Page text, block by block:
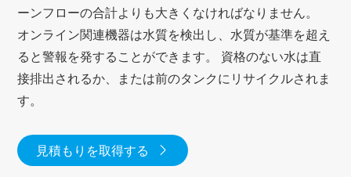
ーンフローの合計よりも大きくなければなりません。
オンライン関連機器は水質を検出し、水質が基準を超え
ると警報を発することができます。 資格のない水は直
接排出されるか、または前のタンクにリサイクルされま
す。
見積もりを取得する 